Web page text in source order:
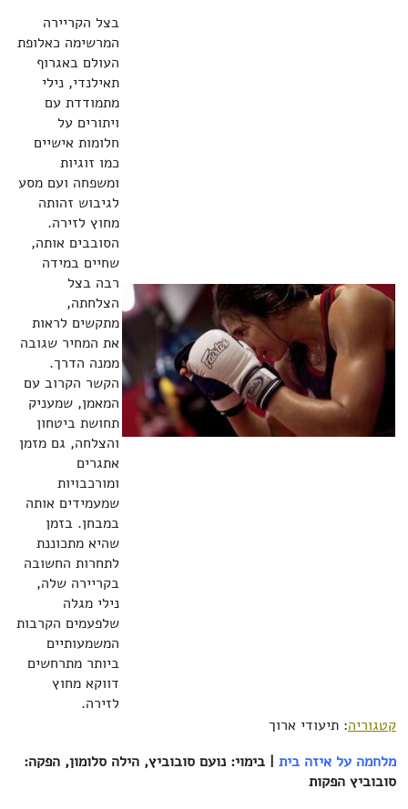
בצל הקריירה
המרשימה כאלופת
העולם באגרוף
תאילנדי, נילי
מתמודדת עם
ויתורים על
חלומות אישיים
כמו זוגיות
ומשפחה ועם מסע
לגיבוש זהותה
מחוץ לזירה.
הסובבים אותה,
שחיים במידה
רבה בצל
הצלחתה,
מתקשים לראות
את המחיר שגובה
ממנה הדרך.
הקשר הקרוב עם
המאמן, שמעניק
תחושת ביטחון
והצלחה, גם מזמן
אתגרים
ומורכבויות
שמעמידים אותה
במבחן. בזמן
שהיא מתכוננת
לתחרות החשובה
בקריירה שלה,
נילי מגלה
שלפעמים הקרבות
המשמעותיים
ביותר מתרחשים
דווקא מחוץ
לזירה.
קטגוריה: תיעודי ארוך
מלחמה על איזה בית | בימוי: נועם סובוביץ, הילה סלומון, הפקה:
סובוביץ הפקות‏